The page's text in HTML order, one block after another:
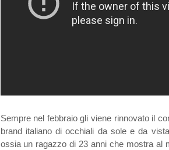
Sempre nel febbraio gli viene rinnovato il
brand italiano di occhiali da sole e da
ossia un ragazzo di 23 anni che mostra al